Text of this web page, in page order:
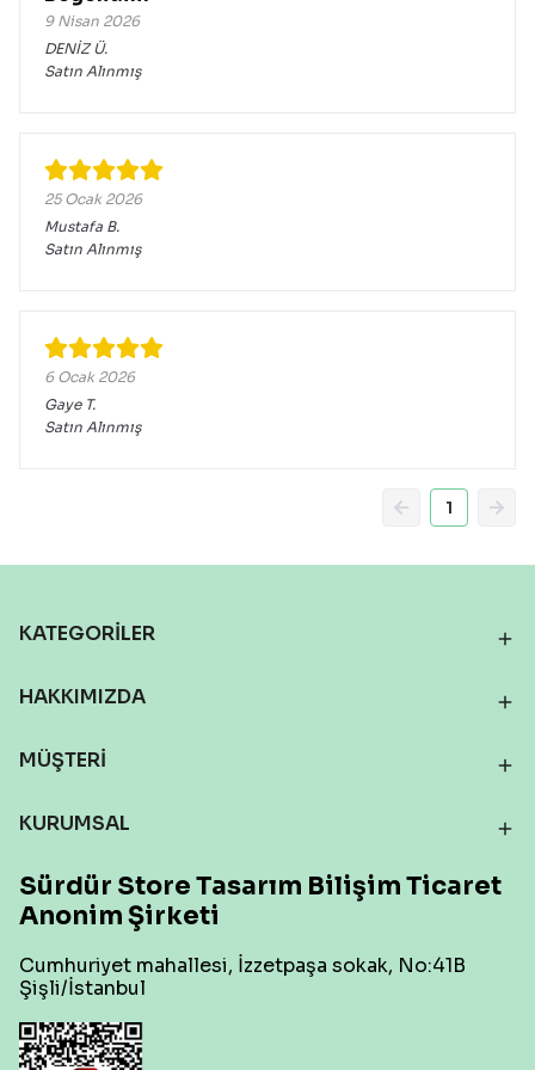
9 Nisan 2026
DENİZ Ü.
Satın Alınmış
25 Ocak 2026
Mustafa B.
Satın Alınmış
6 Ocak 2026
Gaye T.
Satın Alınmış
1
KATEGORİLER
HAKKIMIZDA
MÜŞTERİ
KURUMSAL
Sürdür Store Tasarım Bilişim Ticaret
Anonim Şirketi
Cumhuriyet mahallesi, İzzetpaşa sokak, No:41B
Şişli/İstanbul